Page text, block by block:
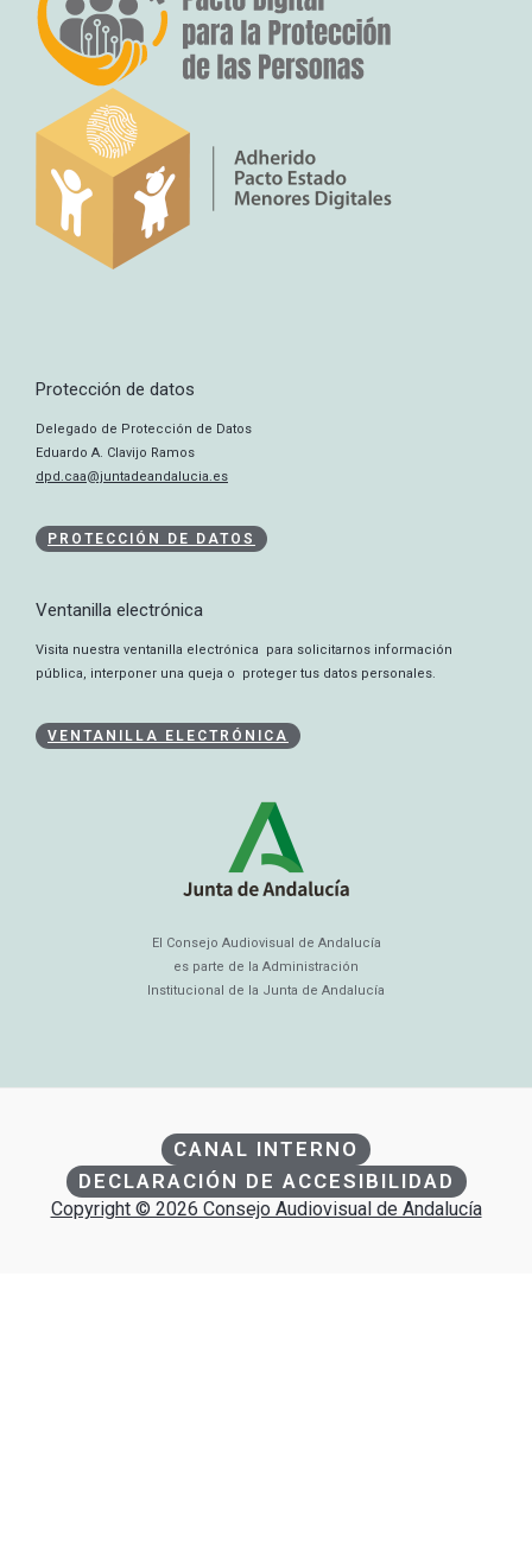
Protección de datos
Delegado de Protección de Datos
Eduardo A. Clavijo Ramos
dpd.caa@juntadeandalucia.es
PROTECCIÓN DE DATOS
Ventanilla electrónica
Visita nuestra ventanilla electrónica para solicitarnos información
pública, interponer una queja o proteger tus datos personales.
VENTANILLA ELECTRÓNICA
El Consejo Audiovisual de Andalucía
es parte de la Administración
Institucional de la Junta de Andalucía
CANAL INTERNO
DECLARACIÓN DE ACCESIBILIDAD
Copyright © 2026 Consejo Audiovisual de Andalucía